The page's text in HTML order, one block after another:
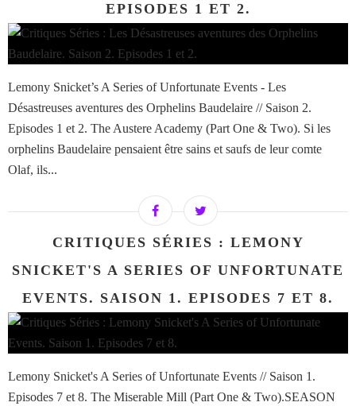
EPISODES 1 ET 2.
Lemony Snicket’s A Series of Unfortunate Events - Les
Désastreuses aventures des Orphelins Baudelaire // Saison 2.
Episodes 1 et 2. The Austere Academy (Part One & Two). Si les
orphelins Baudelaire pensaient être sains et saufs de leur comte
Olaf, ils...
CRITIQUES SÉRIES : LEMONY
SNICKET'S A SERIES OF UNFORTUNATE
EVENTS. SAISON 1. EPISODES 7 ET 8.
Lemony Snicket's A Series of Unfortunate Events // Saison 1.
Episodes 7 et 8. The Miserable Mill (Part One & Two).SEASON